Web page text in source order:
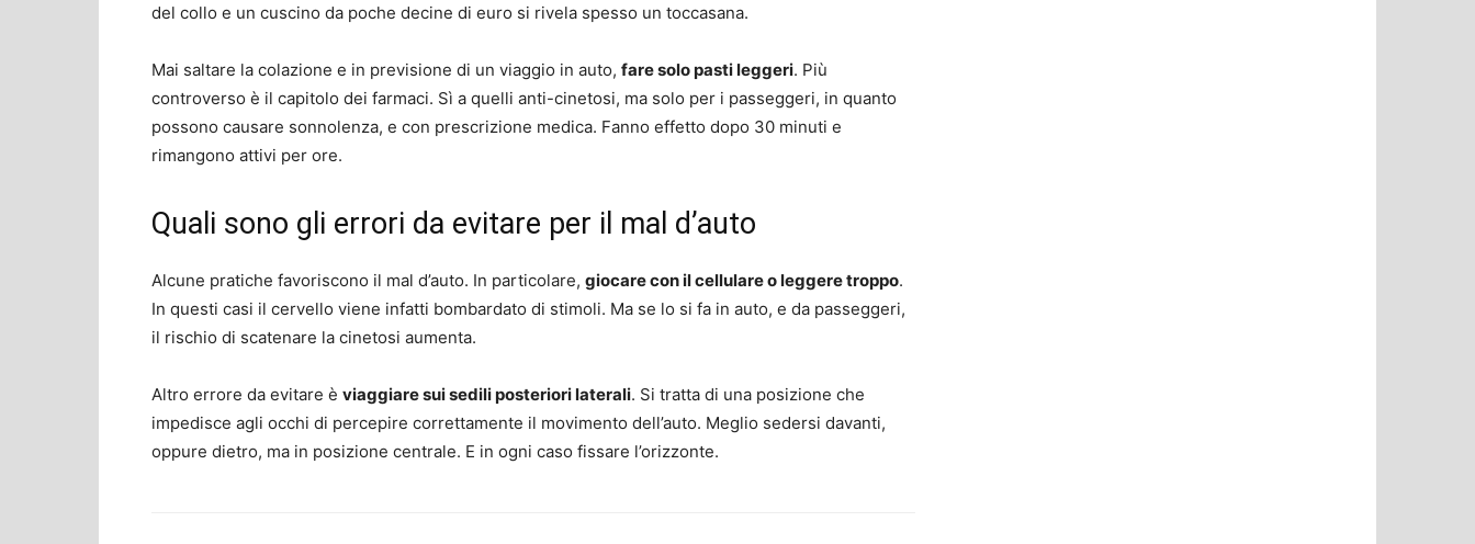
del collo e un cuscino da poche decine di euro si rivela spesso un toccasana.
Mai saltare la colazione e in previsione di un viaggio in auto, fare solo pasti leggeri. Più
controverso è il capitolo dei farmaci. Sì a quelli anti-cinetosi, ma solo per i passeggeri, in quanto
possono causare sonnolenza, e con prescrizione medica. Fanno effetto dopo 30 minuti e
rimangono attivi per ore.
Quali sono gli errori da evitare per il mal d’auto
Alcune pratiche favoriscono il mal d’auto. In particolare, giocare con il cellulare o leggere troppo.
In questi casi il cervello viene infatti bombardato di stimoli. Ma se lo si fa in auto, e da passeggeri,
il rischio di scatenare la cinetosi aumenta.
Altro errore da evitare è viaggiare sui sedili posteriori laterali. Si tratta di una posizione che
impedisce agli occhi di percepire correttamente il movimento dell’auto. Meglio sedersi davanti,
oppure dietro, ma in posizione centrale. E in ogni caso fissare l’orizzonte.